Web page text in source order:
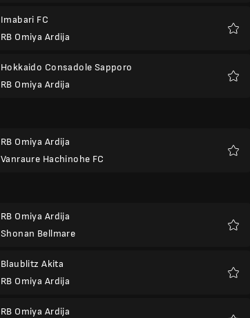
Imabari FC
RB Omiya Ardija
Hokkaido Consadole Sapporo
RB Omiya Ardija
RB Omiya Ardija
Vanraure Hachinohe FC
RB Omiya Ardija
Shonan Bellmare
Blaublitz Akita
RB Omiya Ardija
RB Omiya Ardija